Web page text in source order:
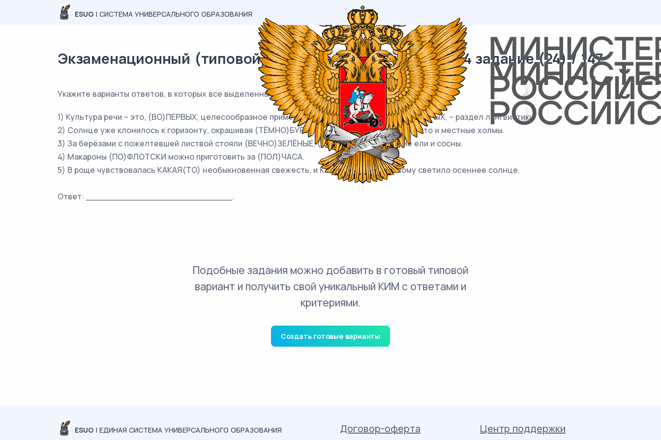
ESUO | СИСТЕМА УНИВЕРСАЛЬНОГО ОБРАЗОВАНИЯ
Экзаменационный (типовой) материал ЕГЭ / Русский / 14 задание (24) / 147
Укажите варианты ответов, в которых все выделенные слова пишутсяЧЕРЕЗ ДЕФИС.
1) Культура речи – это, (ВО)ПЕРВЫХ, целесообразное применение языка в общении и, (ВО)ВТОРЫХ, – раздел лингвистики.
2) Солнце уже клонилось к горизонту, окрашивая (ТЁМНО)БУРЫХ лошадей в ТЕ(ЖЕ) цвета, что и местные холмы.
3) За берёзами с пожелтевшей листвой стояли (ВЕЧНО)ЗЕЛЁНЫЕ, (КАК)БЫ помолодевшие ели и сосны.
4) Макароны (ПО)ФЛОТСКИ можно приготовить за (ПОЛ)ЧАСА.
5) В роще чувствовалась КАКАЯ(ТО) необыкновенная свежесть, и КАК(ТО) по-особенному светило осеннее солнце.
Ответ: ___________________________.
Подобные задания можно добавить в готовый типовой
вариант и получить свой уникальный КИМ с ответами и
критериями.
Создать готовые варианты
ESUO | ЕДИНАЯ СИСТЕМА УНИВЕРСАЛЬНОГО ОБРАЗОВАНИЯ Договор-оферта Центр поддержки